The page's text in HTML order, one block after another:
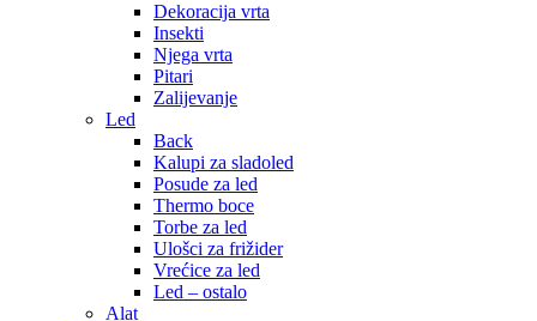
Dekoracija vrta
Insekti
Njega vrta
Pitari
Zalijevanje
Led
Back
Kalupi za sladoled
Posude za led
Thermo boce
Torbe za led
Ulošci za frižider
Vrećice za led
Led – ostalo
Alat